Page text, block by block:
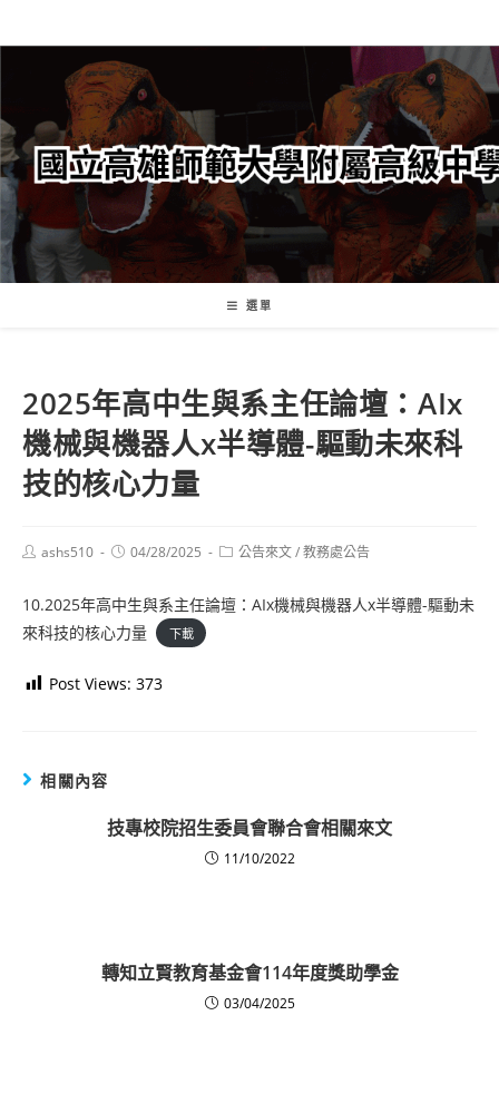
轉
要
內
容
選單
2025年高中生與系主任論壇：AIx
機械與機器人x半導體-驅動未來科
技的核心力量
Postashs510
Post04/28/2025
Post公告來文/教務處公告
10.2025年高中生與系主任論壇：AIx機械與機器人x半導體-驅動未
來科技的核心力量
下載
Post Views: 373
相關內容
技專校院招生委員會聯合會相關來文
11/10/2022
轉知立賢教育基金會114年度獎助學金
03/04/2025